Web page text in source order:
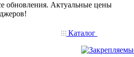
обновления. Актуальные цены
Каталог